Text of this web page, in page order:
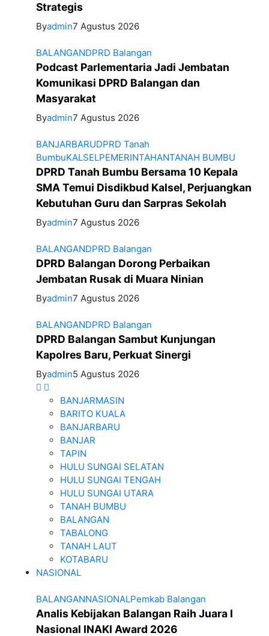
Strategis
Byadmin7 Agustus 2026
BALANGANDPRD Balangan
Podcast Parlementaria Jadi Jembatan
Komunikasi DPRD Balangan dan
Masyarakat
Byadmin7 Agustus 2026
BANJARBARUDPRD Tanah
BumbuKALSELPEMERINTAHANTANAH BUMBU
DPRD Tanah Bumbu Bersama 10 Kepala
SMA Temui Disdikbud Kalsel, Perjuangkan
Kebutuhan Guru dan Sarpras Sekolah
Byadmin7 Agustus 2026
BALANGANDPRD Balangan
DPRD Balangan Dorong Perbaikan
Jembatan Rusak di Muara Ninian
Byadmin7 Agustus 2026
BALANGANDPRD Balangan
DPRD Balangan Sambut Kunjungan
Kapolres Baru, Perkuat Sinergi
Byadmin5 Agustus 2026
BANJARMASIN
BARITO KUALA
BANJARBARU
BANJAR
TAPIN
HULU SUNGAI SELATAN
HULU SUNGAI TENGAH
HULU SUNGAI UTARA
TANAH BUMBU
BALANGAN
TABALONG
TANAH LAUT
KOTABARU
NASIONAL
BALANGANNASIONALPemkab Balangan
Analis Kebijakan Balangan Raih Juara I
Nasional INAKI Award 2026